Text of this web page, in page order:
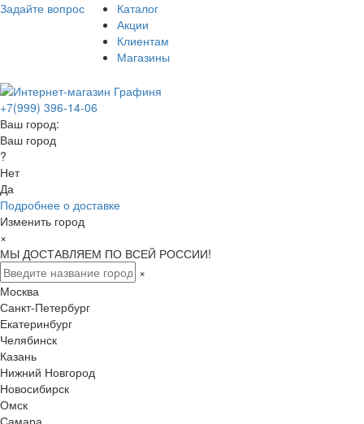
Задайте вопрос
Каталог
Акции
Клиентам
Магазины
+7(999) 396-14-06
Ваш город:
Ваш город
?
Нет
Да
Подробнее о доставке
Изменить город
×
МЫ ДОСТАВЛЯЕМ ПО ВСЕЙ РОССИИ!
×
Москва
Санкт-Петербург
Екатеринбург
Челябинск
Казань
Нижний Новгород
Новосибирск
Омск